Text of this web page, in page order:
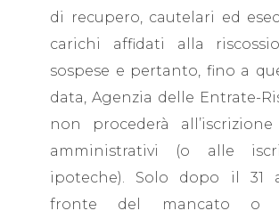
di recupero, cautelari ed
carichi affidati alla
sospese e pertanto, fino a
data, Agenzia delle Entrate-
non procederà
amministrativi (o alle
ipoteche). Solo dopo il 31
fronte del mancato o